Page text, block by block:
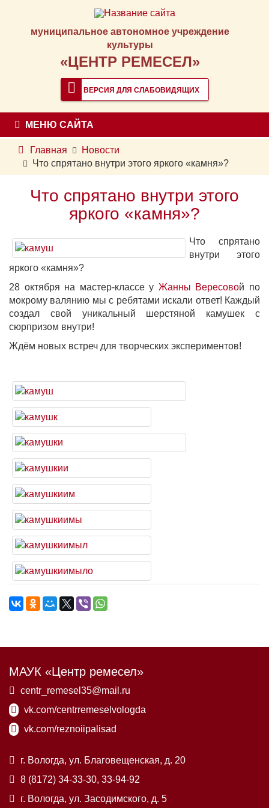
муниципальное автономное учреждение
культуры
«ЦЕНТР РЕМЕСЕЛ»
ВЕРСИЯ ДЛЯ СЛАБОВИДЯЩИХ
МЕНЮ САЙТА
Главная
Новости
Что спрятано внутри этого яркого «камня»?
Что спрятано внутри этого
яркого «камня»?
Что спрятано
внутри этого
яркого «камня»?
28 октября на мастер-классе у Жанны Вересовой по
мокрому валянию мы с ребятами искали ответ! Каждый
создал свой уникальный шерстяной камушек с
сюрпризом внутри!
Ждём новых встреч для творческих экспериментов!
МАУК «Центр ремесел»
centr_remesel35@mail.ru
vk.com/centrremeselvologda
vk.com/reznoiipalisad
г. Вологда, ул. Благовещенская, д. 20
8 (8172) 34-33-30, 33-94-92
г. Вологда, ул. Засодимского, д. 5